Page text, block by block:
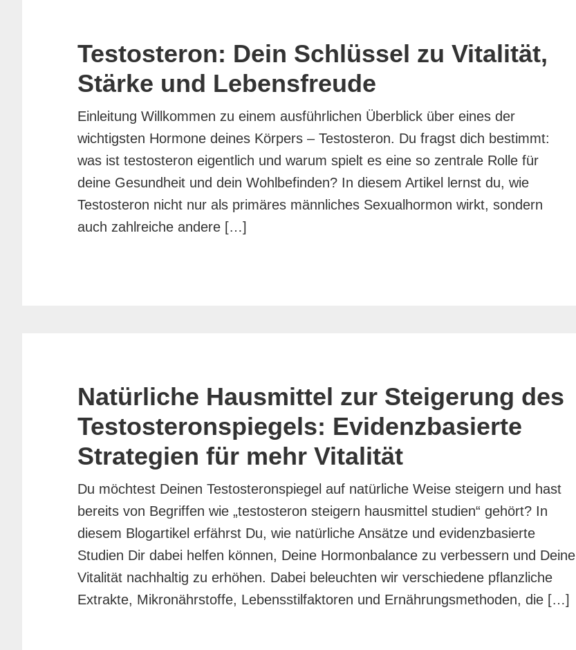
Testosteron: Dein Schlüssel zu Vitalität,
Stärke und Lebensfreude
Einleitung Willkommen zu einem ausführlichen Überblick über eines der
wichtigsten Hormone deines Körpers – Testosteron. Du fragst dich bestimmt:
was ist testosteron eigentlich und warum spielt es eine so zentrale Rolle für
deine Gesundheit und dein Wohlbefinden? In diesem Artikel lernst du, wie
Testosteron nicht nur als primäres männliches Sexualhormon wirkt, sondern
auch zahlreiche andere […]
Natürliche Hausmittel zur Steigerung des
Testosteronspiegels: Evidenzbasierte
Strategien für mehr Vitalität
Du möchtest Deinen Testosteronspiegel auf natürliche Weise steigern und hast
bereits von Begriffen wie „testosteron steigern hausmittel studien“ gehört? In
diesem Blogartikel erfährst Du, wie natürliche Ansätze und evidenzbasierte
Studien Dir dabei helfen können, Deine Hormonbalance zu verbessern und Deine
Vitalität nachhaltig zu erhöhen. Dabei beleuchten wir verschiedene pflanzliche
Extrakte, Mikronährstoffe, Lebensstilfaktoren und Ernährungsmethoden, die […]